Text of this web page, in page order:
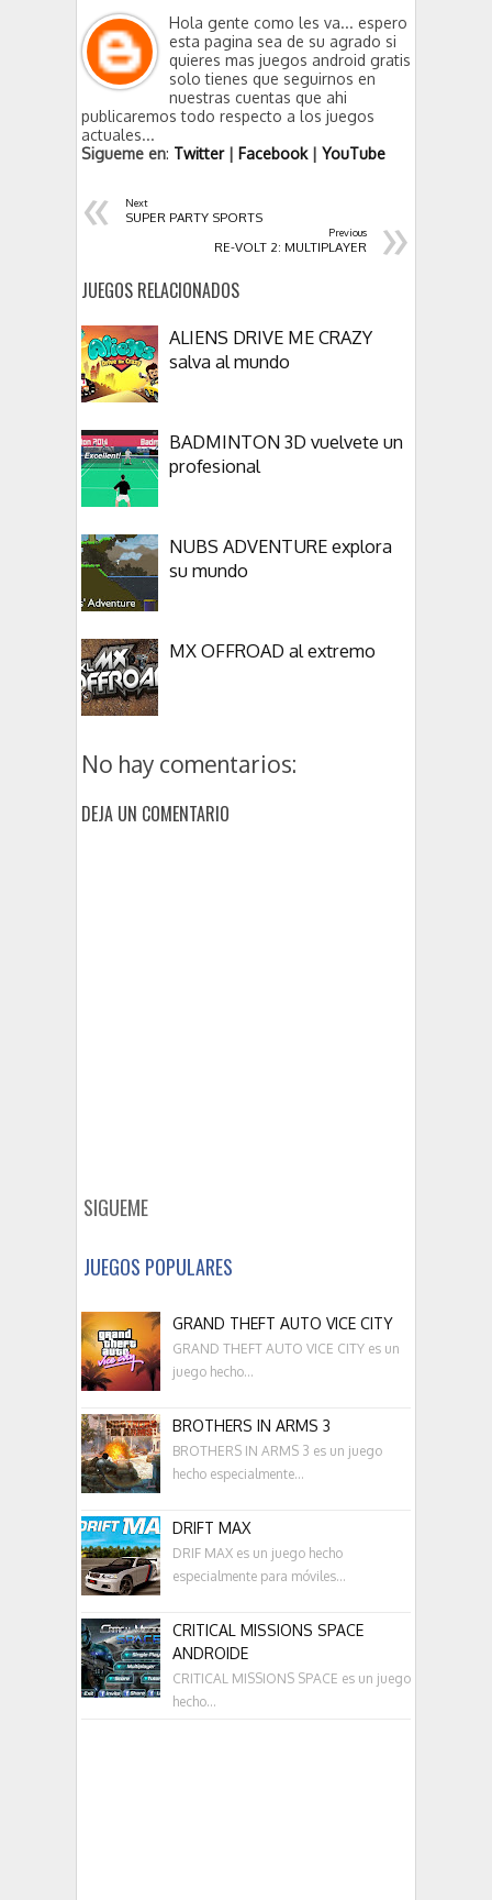
Hola gente como les va... espero
esta pagina sea de su agrado si
quieres mas juegos android gratis
solo tienes que seguirnos en
nuestras cuentas que ahi
publicaremos todo respecto a los juegos
actuales...
Sigueme en: Twitter| Facebook| YouTube
« Next
SUPER PARTY SPORTS »
Previous
RE-VOLT 2: MULTIPLAYER
JUEGOS RELACIONADOS
ALIENS DRIVE ME CRAZY
salva al mundo
BADMINTON 3D vuelvete un
profesional
NUBS ADVENTURE explora
su mundo
MX OFFROAD al extremo
No hay comentarios:
DEJA UN COMENTARIO
SIGUEME
JUEGOS POPULARES
GRAND THEFT AUTO VICE CITY
GRAND THEFT AUTO VICE CITY es un
juego hecho...
BROTHERS IN ARMS 3
BROTHERS IN ARMS 3 es un juego
hecho especialmente...
DRIFT MAX
DRIF MAX es un juego hecho
especialmente para móviles...
CRITICAL MISSIONS SPACE
ANDROIDE
CRITICAL MISSIONS SPACE es un juego
hecho...